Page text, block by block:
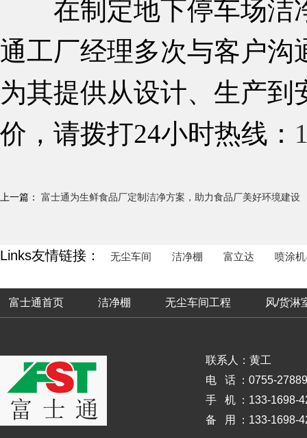
在制定地下停车场洁
通工厂经理多次与客户沟
为其提供从设计、生产到
价，请拨打24小时热线：
上一篇： 富士通为生鲜食品厂定制洁净方案，助力食品厂美好环境建设
Links友情链接： 无尘车间 洁净棚 富立达 喷涂
富士通首页 洁净棚 无尘车间工程 风/货淋
联系人：黄工
电 话 ：0755-
手 机 ：133-1698-
备 用
：133-1698-